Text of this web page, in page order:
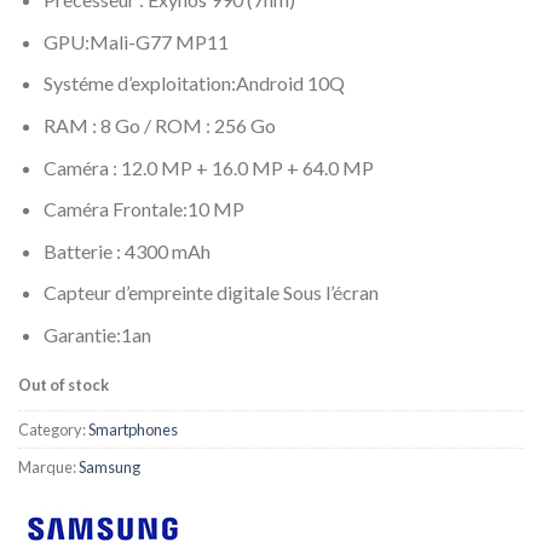
GPU:Mali-G77 MP11
Systéme d’exploitation:Android 10Q
RAM : 8 Go / ROM : 256 Go
Caméra : 12.0 MP + 16.0 MP + 64.0 MP
Caméra Frontale:10 MP
Batterie : 4300 mAh
Capteur d’empreinte digitale Sous l’écran
Garantie:1an
Out of stock
Category:Smartphones
Marque:Samsung